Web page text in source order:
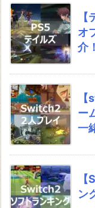
オ
介
ー
一
ン